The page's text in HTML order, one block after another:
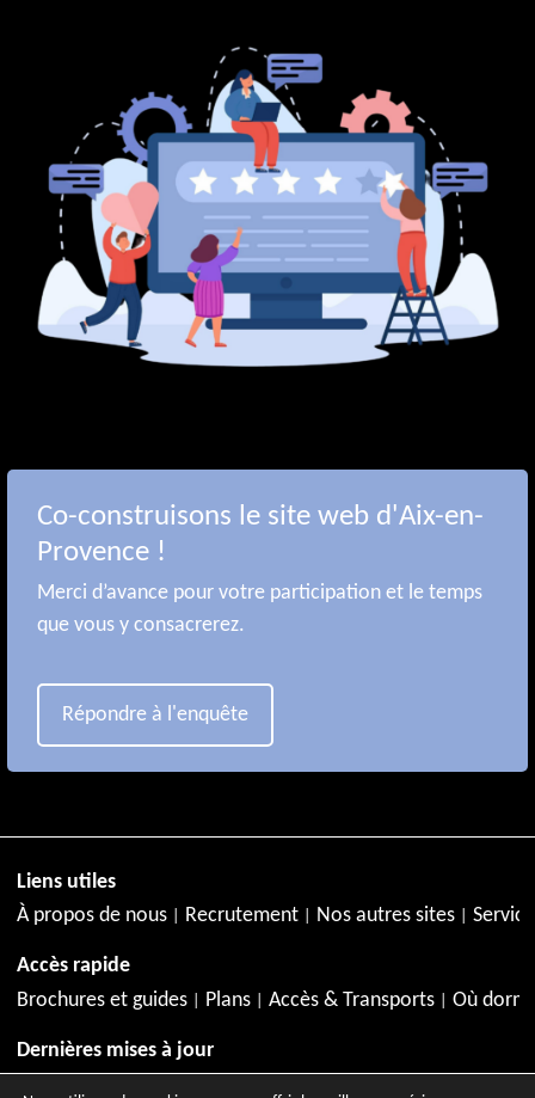
Co-construisons le site web d'Aix-en-
Provence !
Merci d’avance pour votre participation et le temps
que vous y consacrerez.
Répondre à l'enquête
Liens utiles
À propos de nous
Recrutement Nos autres sites
Accès rapide
Brochures et guides
Plans Accès & Transports Où
Dernières mises à jour